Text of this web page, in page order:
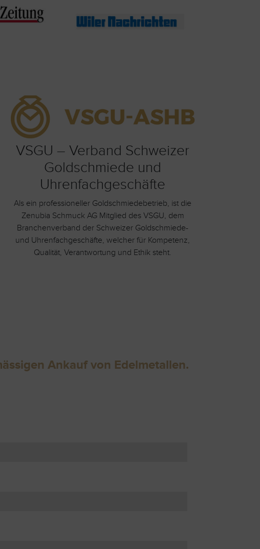
VSGU – Verband Schweizer
Goldschmiede und
Uhrenfachgeschäfte
Als ein professioneller Goldschmiedebetrieb, ist die
Zenubia Schmuck AG Mitglied des VSGU, dem
Branchenverband der Schweizer Goldschmiede-
und Uhrenfachgeschäfte, welcher für Kompetenz,
Qualität, Verantwortung und Ethik steht.
Ankauf von Edelmetallen.